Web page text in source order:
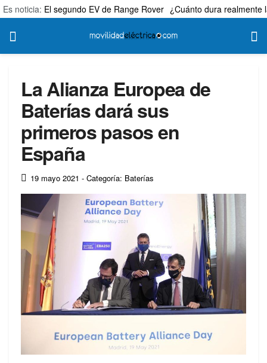
Es noticia: El segundo EV de Range Rover ¿Cuánto dura realmente
La Alianza Europea de
Baterías dará sus
primeros pasos en
España
19 mayo 2021 - Categoría: Baterías